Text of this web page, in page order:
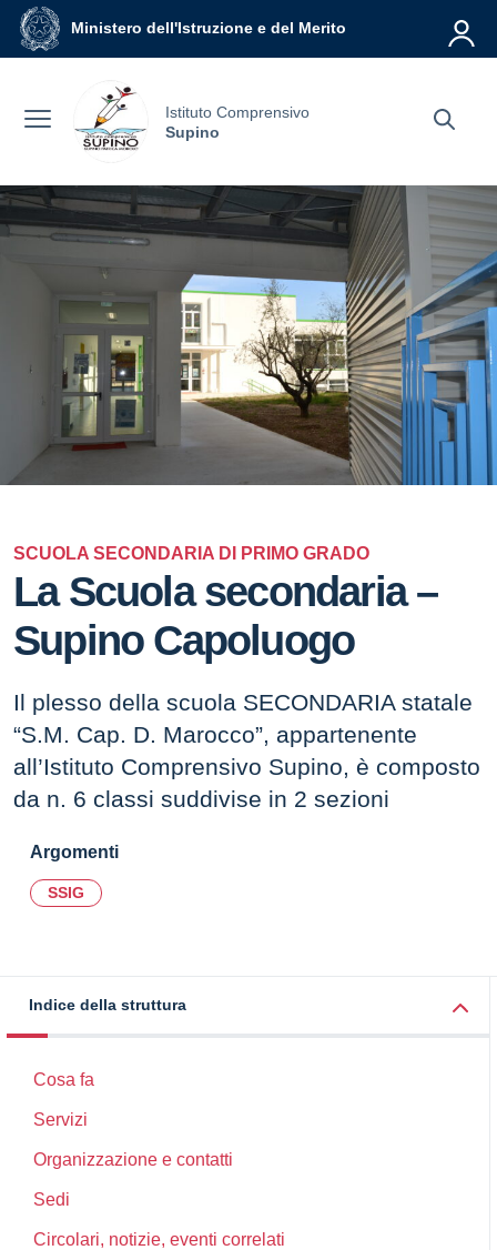
Vai ai contenuti
Vai al menu di navigazione
Vai al footer
Ministero dell'Istruzione e del Merito
Istituto Comprensivo
Supino
SCUOLA SECONDARIA DI PRIMO GRADO
La Scuola secondaria –
Supino Capoluogo
Il plesso della scuola SECONDARIA statale
“S.M. Cap. D. Marocco”, appartenente
all’Istituto Comprensivo Supino, è composto
da n. 6 classi suddivise in 2 sezioni
Argomenti
SSIG
Indice della struttura
Cosa fa
Servizi
Organizzazione e contatti
Sedi
Circolari, notizie, eventi correlati